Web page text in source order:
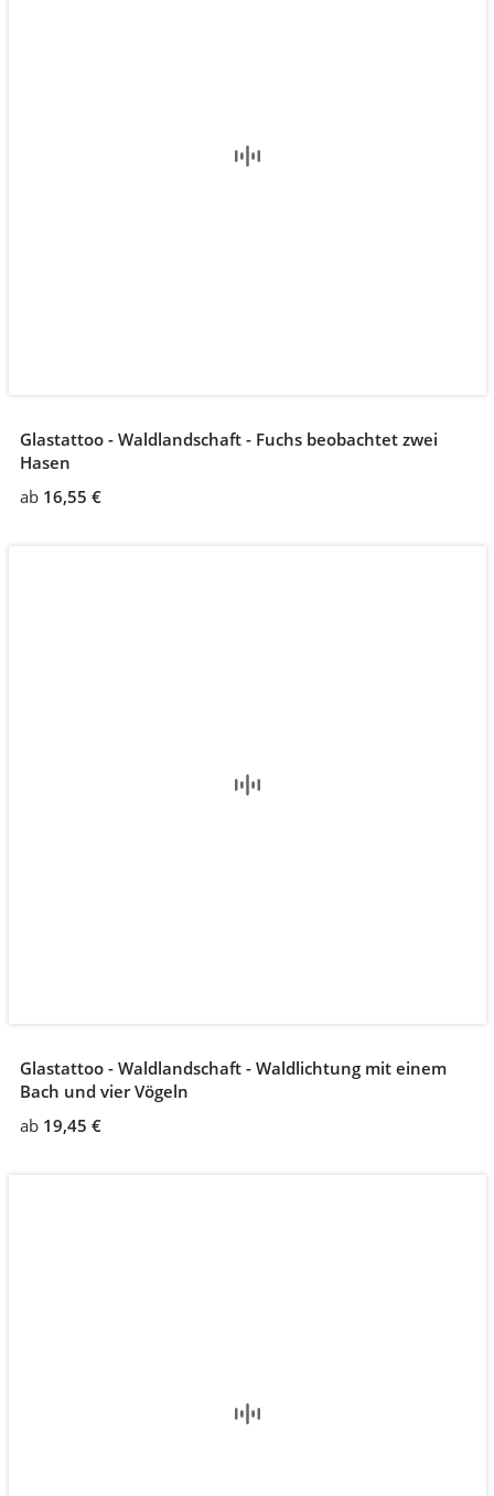
Glastattoo - Waldlandschaft - Fuchs beobachtet zwei
Hasen
ab 16,55 €
Glastattoo - Waldlandschaft - Waldlichtung mit einem
Bach und vier Vögeln
ab 19,45 €